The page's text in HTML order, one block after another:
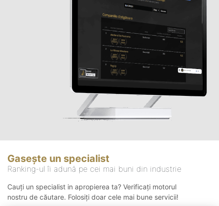
Gasește un specialist
Ranking-ul îi adună pe cei mai buni din industrie
Cauți un specialist in apropierea ta? Verificați motorul
nostru de căutare. Folosiți doar cele mai bune servicii!